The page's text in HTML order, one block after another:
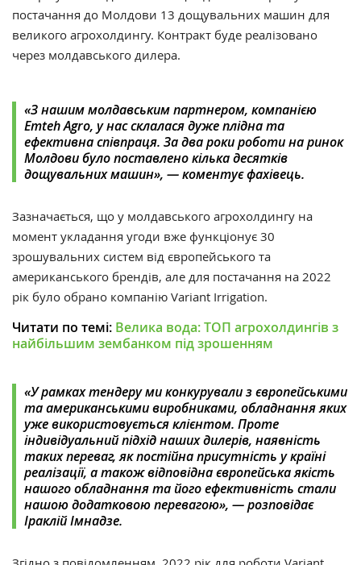
постачання до Молдови 13 дощувальних машин для
великого агрохолдингу. Контракт буде реалізовано
через молдавського дилера.
«З нашим молдавським партнером, компанією
Emteh Agro, у нас склалася дуже плідна та
ефективна співпраця. За два роки роботи на ринок
Молдови було поставлено кілька десятків
дощувальних машин», — коментує фахівець.
Зазначається, що у молдавського агрохолдингу на
момент укладання угоди вже функціонує 30
зрошувальних систем від європейського та
американського брендів, але для постачання на 2022
рік було обрано компанію Variant Irrigation.
Читати по темі: Велика вода: ТОП агрохолдингів з
найбільшим зембанком під зрошенням
«У рамках тендеру ми конкурували з європейськими
та американськими виробниками, обладнання яких
уже використовується клієнтом. Проте
індивідуальний підхід наших дилерів, наявність
таких переваг, як постійна присутність у країні
реалізації, а також відповідна європейська якість
нашого обладнання та його ефективність стали
нашою додатковою перевагою», — розповідає
Іраклій Імнадзе.